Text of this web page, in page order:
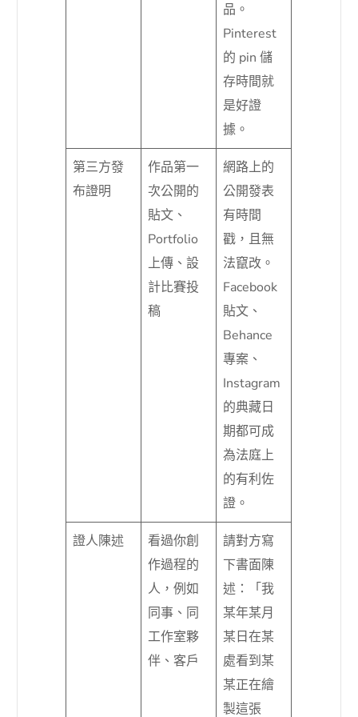
品。
Pinterest
的 pin 儲
存時間就
是好證
據。
第三方發
布證明
作品第一
次公開的
貼文、
Portfolio
上傳、設
計比賽投
稿
網路上的
公開發表
有時間
戳，且無
法竄改。
Facebook
貼文、
Behance
專案、
Instagram
的典藏日
期都可成
為法庭上
的有利佐
證。
證人陳述
看過你創
作過程的
人，例如
同事、同
工作室夥
伴、客戶
請對方寫
下書面陳
述：「我
某年某月
某日在某
處看到某
某正在繪
製這張